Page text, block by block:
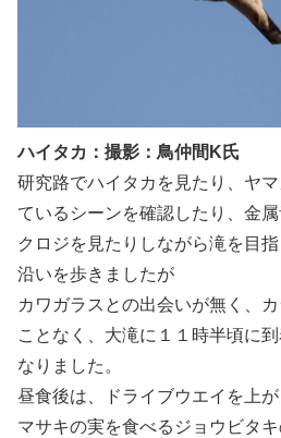
ハイタカ：撮影：鳥仲間K氏
研究路でハイタカを見たり、ヤ
ているシーンを確認したり、金
クロジを見たりしながら滝を目
沿いを歩きましたが
カワガラスとの出会いが無く、
ことなく、大滝に１１時半頃に
なりました。
昼食後は、ドライブウエイを上
マサキの実を食べるジョウビタ